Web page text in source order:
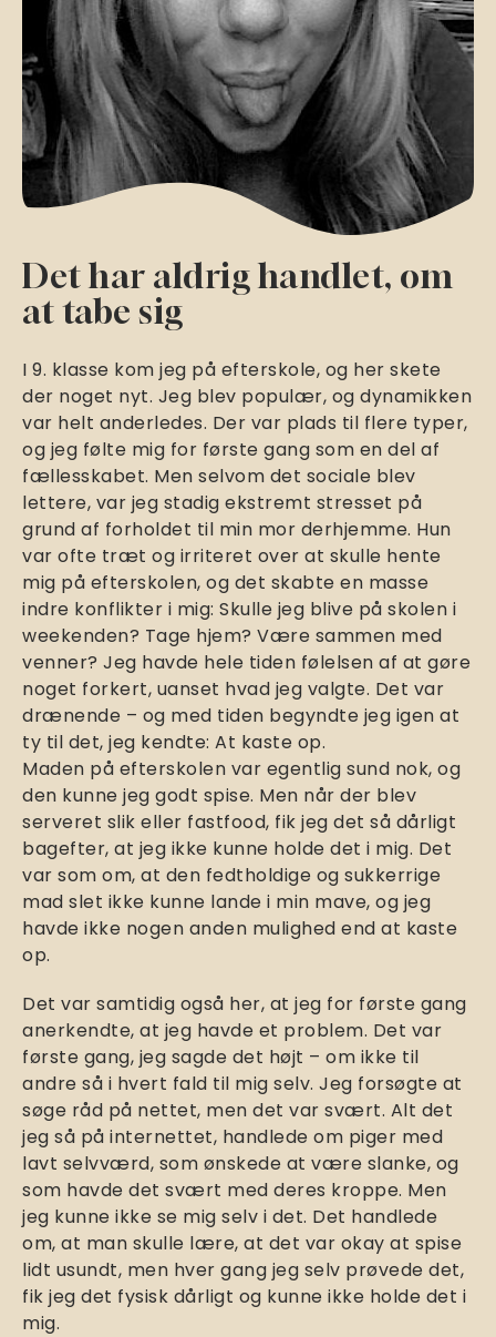
Det har aldrig handlet, om
at tabe sig
I 9. klasse kom jeg på efterskole, og her skete
der noget nyt. Jeg blev populær, og dynamikken
var helt anderledes. Der var plads til flere typer,
og jeg følte mig for første gang som en del af
fællesskabet. Men selvom det sociale blev
lettere, var jeg stadig ekstremt stresset på
grund af forholdet til min mor derhjemme. Hun
var ofte træt og irriteret over at skulle hente
mig på efterskolen, og det skabte en masse
indre konflikter i mig: Skulle jeg blive på skolen i
weekenden? Tage hjem? Være sammen med
venner? Jeg havde hele tiden følelsen af at gøre
noget forkert, uanset hvad jeg valgte. Det var
drænende – og med tiden begyndte jeg igen at
ty til det, jeg kendte: At kaste op.
Maden på efterskolen var egentlig sund nok, og
den kunne jeg godt spise. Men når der blev
serveret slik eller fastfood, fik jeg det så dårligt
bagefter, at jeg ikke kunne holde det i mig. Det
var som om, at den fedtholdige og sukkerrige
mad slet ikke kunne lande i min mave, og jeg
havde ikke nogen anden mulighed end at kaste
op.
Det var samtidig også her, at jeg for første gang
anerkendte, at jeg havde et problem. Det var
første gang, jeg sagde det højt – om ikke til
andre så i hvert fald til mig selv. Jeg forsøgte at
søge råd på nettet, men det var svært. Alt det
jeg så på internettet, handlede om piger med
lavt selvværd, som ønskede at være slanke, og
som havde det svært med deres kroppe. Men
jeg kunne ikke se mig selv i det. Det handlede
om, at man skulle lære, at det var okay at spise
lidt usundt, men hver gang jeg selv prøvede det,
fik jeg det fysisk dårligt og kunne ikke holde det i
mig.